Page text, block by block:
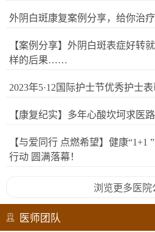
外阴白斑康复案例分享，给你治疗
【案例分享】外阴白斑表症好转
样的后果……
2023年5·12国际护士节优秀护士
【康复纪实】多年心酸坎坷求医
【与爱同行 点燃希望】健康“1+1
行动 圆满落幕！
浏览更多医院
医师团队